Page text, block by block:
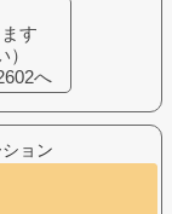
ョン
す
へ